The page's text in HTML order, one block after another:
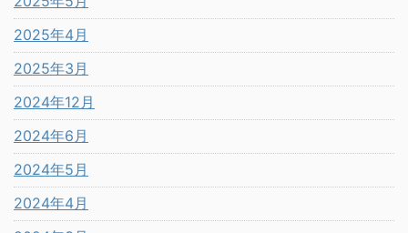
2025年4月
2025年3月
2024年12月
2024年6月
2024年5月
2024年4月